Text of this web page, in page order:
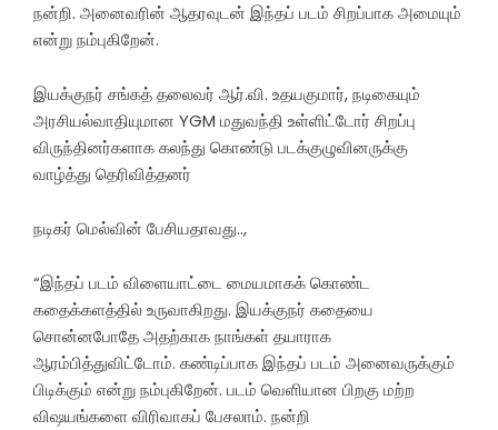
நன்றி. அனைவரின் ஆதரவுடன் இந்தப் படம் சிறப்பாக அமையும்
என்று நம்புகிறேன்.
இயக்குநர் சங்கத் தலைவர் ஆர்.வி. உதயகுமார், நடிகையும்
அரசியல்வாதியுமான YGM மதுவந்தி உள்ளிட்டோர் சிறப்பு
விருந்தினர்களாக கலந்து கொண்டு படக்குழுவினருக்கு
வாழ்த்து தெரிவித்தனர்
நடிகர் மெல்வின் பேசியதாவது..,
“இந்தப் படம் விளையாட்டை மையமாகக் கொண்ட
கதைக்களத்தில் உருவாகிறது. இயக்குநர் கதையை
சொன்னபோதே அதற்காக நாங்கள் தயாராக
ஆரம்பித்துவிட்டோம். கண்டிப்பாக இந்தப் படம் அனைவருக்கும்
பிடிக்கும் என்று நம்புகிறேன். படம் வெளியான பிறகு மற்ற
விஷயங்களை விரிவாகப் பேசலாம். நன்றி